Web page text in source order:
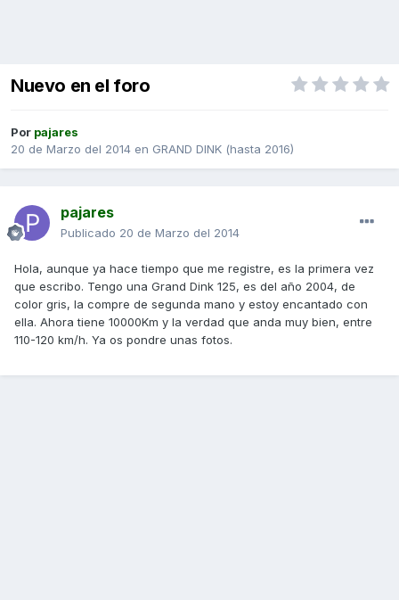
Nuevo en el foro
Por pajares
20 de Marzo del 2014 en GRAND DINK (hasta 2016)
pajares
Publicado 20 de Marzo del 2014
Hola, aunque ya hace tiempo que me registre, es la primera vez
que escribo. Tengo una Grand Dink 125, es del año 2004, de
color gris, la compre de segunda mano y estoy encantado con
ella. Ahora tiene 10000Km y la verdad que anda muy bien, entre
110-120 km/h. Ya os pondre unas fotos.